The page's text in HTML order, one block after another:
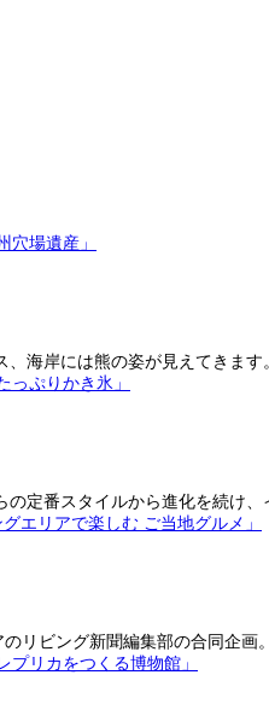
、海岸には熊の姿が見えてきま
の定番スタイルから進化を続け
リビング新聞編集部の合同企画